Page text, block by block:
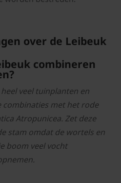
over de Leibeuk
combineren
veel tuinplanten en
met het rode
Atropunicea. Zet deze
stam omdat de wortels en
boom veel vocht